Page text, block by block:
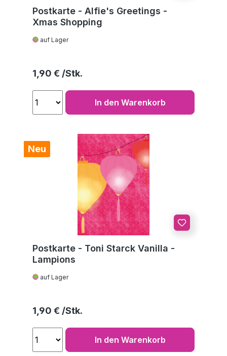
Postkarte - Alfie's Greetings -
Xmas Shopping
auf Lager
Regulärer Preis:
1,90 €
In den Warenkorb
Neu
Postkarte - Toni Starck Vanilla -
Lampions
auf Lager
Regulärer Preis:
1,90 €
In den Warenkorb